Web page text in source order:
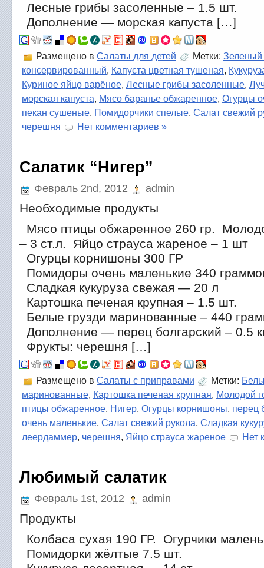
Лесные грибы засоленные – 1.5 шт.
Дополнение — морская капуста […]
Размещено в Салаты для детей Метки: Зеленый
консервированный, Капуста цветная тушеная,
Куриное яйцо варёное, Лесные грибы засоленные,
морская капуста, Мясо баранье обжаренное, Огурцы
пекан сушеные, Помидорчики спелые, Салат свежий
черешня
Нет комментариев »
Салатик “Нигер”
Февраль 2nd, 2012 admin
Необходимые продукты
Мясо птицы обжаренное 260 гр.
– 3 ст.л. Яйцо страуса жареное – 1 шт
Огурцы корнишоны 300 ГР
Помидоры очень маленькие 340
Сладкая кукуруза свежая — 20 л
Картошка печеная крупная – 1.5 шт.
Белые грузди маринованные – 440
Дополнение — перец болгарский – 0.5
Фрукты: черешня […]
Размещено в Салаты с приправами Метки:
маринованные, Картошка печеная крупная, Молодой
птицы обжаренное, Нигер, Огурцы корнишоны, перец
очень маленькие, Салат свежий рукола, Сладкая
леердаммер, черешня, Яйцо страуса жареное Нет
Любимый салатик
Февраль 1st, 2012 admin
Продукты
Колбаса сухая 190 ГР. Огурчики
Помидорки жёлтые 7.5 шт.